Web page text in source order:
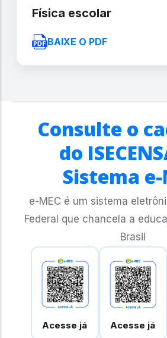
Física escolar
BAIXE O PDF
Consulte o
do
Sistema e-
e-MEC é um sistema
Federal que chancela a
Brasil
Acesse já Acesse já